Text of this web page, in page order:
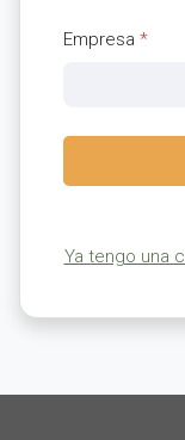
Empresa *
Ya tengo una